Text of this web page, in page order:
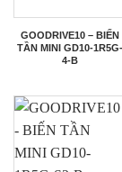
GOODRIVE10 – BIẾN
TẦN MINI GD10-1R5G-
4-B